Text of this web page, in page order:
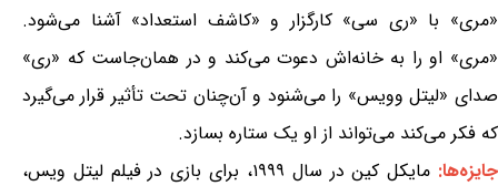
«مری» با «ری سی» کارگزار و «کاشف استعداد» آشنا می‌شود.
«مری» او را به خانه‌اش دعوت می‌کند و در همان‌جاست که «ری»
صدای «لیتل وویس» را می‌شنود و آن‌چنان تحت تأثیر قرار می‌گیرد
که فکر می‌کند می‌تواند از او یک ستاره بسازد.
جایزه‌ها:
مایکل کین در سال ۱۹۹۹، برای بازی در فیلم لیتل ویس،